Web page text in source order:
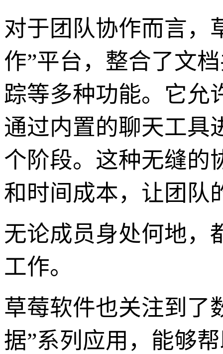
对于团队协作而言，
作”平台，整合了文
踪等多种功能。它允
通过内置的聊天工具
个阶段。这种无缝的
和时间成本，让团队
无论成员身处何地，
工作。
草莓软件也关注到了
据”系列应用，能够